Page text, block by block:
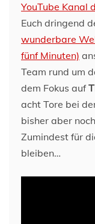
YouTube Kanal
Euch dringend
wunderbare
fünf Minuten)
Team rund um
dem Fokus auf
acht Tore bei
bisher aber
Zumindest für
bleiben…